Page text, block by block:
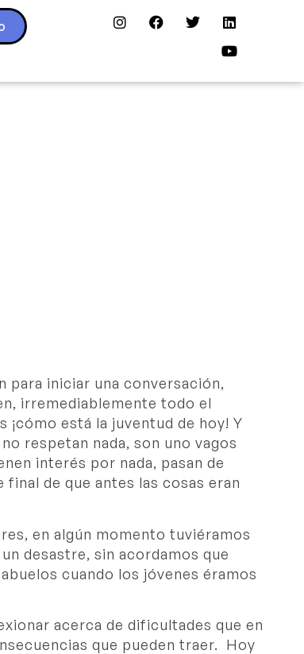
para iniciar una conversación,
irremediablemente todo el
¡cómo está la juventud de hoy! Y
respetan nada, son uno vagos
interés por nada, pasan de
de que antes las cosas eran
en algún momento tuviéramos
desastre, sin acordamos que
cuando los jóvenes éramos
acerca de dificultades que en
que pueden traer. Hoy